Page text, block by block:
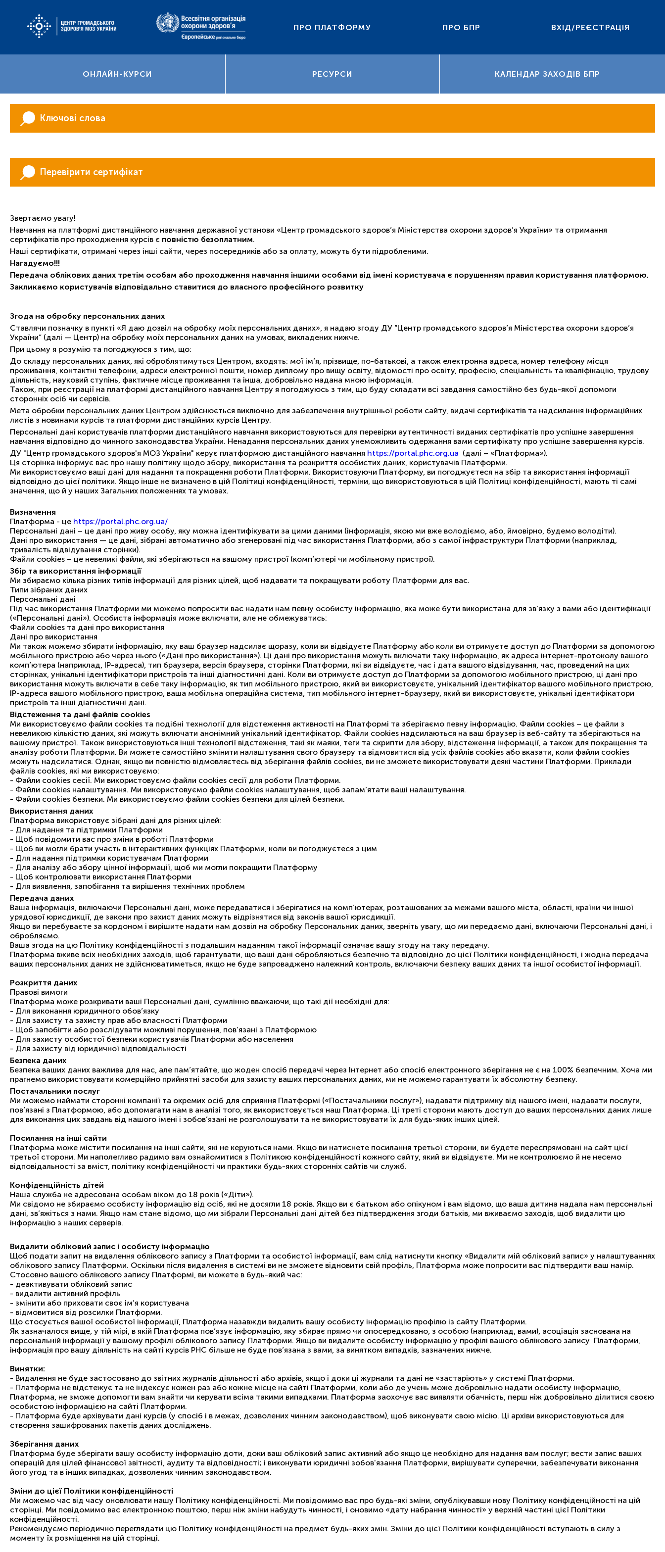
ПРО ПЛАТФОРМУ ПРО БПР ВХІД/РЕЄСТРАЦІЯ
ОНЛАЙН-КУРСИ РЕСУРСИ КАЛЕНДАР ЗАХОДІВ БПР
Ключові слова
Перевірити сертифікат
Звертаємо увагу!
Навчання на платформі дистанційного навчання державної установи «Центр громадського здоров’я Міністерства охорони здоров’я України» та отримання
сертифікатів про проходження курсів є повністю безоплатним.
Наші сертифікати, отримані через інші сайти, через посередників або за оплату, можуть бути підробленими.
Нагадуємо!!!
Передача облікових даних третім особам або проходження навчання іншими особами від імені користувача є порушенням правил користування платформою.
Закликаємо користувачів відповідально ставитися до власного професійного розвитку
Згода на обробку персональних даних
Ставлячи позначку в пункті «Я даю дозвіл на обробку моїх персональних даних», я надаю згоду ДУ “Центр громадського здоров’я Міністерства охорони здоров’я
України” (далі — Центр) на обробку моїх персональних даних на умовах, викладених нижче.
При цьому я розумію та погоджуюся з тим, що:
До складу персональних даних, які оброблятимуться Центром, входять: мої ім’я, прізвище, по-батькові, а також електронна адреса, номер телефону місця
проживання, контактні телефони, адреси електронної пошти, номер диплому про вищу освіту, відомості про освіту, професію, спеціальність та кваліфікацію, трудову
діяльність, науковий ступінь, фактичне місце проживання та інша, добровільно надана мною інформація.
Також, при реєстрації на платформі дистанційного навчання Центру я погоджуюсь з тим, що буду складати всі завдання самостійно без будь-якої допомоги
сторонніх осіб чи сервісів.
Мета обробки персональних даних Центром здійснюється виключно для забезпечення внутрішньої роботи сайту, видачі сертифікатів та надсилання інформаційних
листів з новинами курсів та платформи дистанційних курсів Центру.
Персональні дані користувачів платформи дистанційного навчання викориcтовуються для перевірки аутентичності виданих сертифікатів про успішне завершення
навчання відповідно до чинного законодавства України. Ненадання персональних даних унеможливить одержання вами сертифікату про успішне завершення курсів.
ДУ "Центр громадського здоров'я МОЗ України" керує платформою дистанційного навчання https://portal.phc.org.ua (далі – «Платформа»).
Ця сторінка інформує вас про нашу політику щодо збору, використання та розкриття особистих даних, користувачів Платформи.
Ми використовуємо ваші дані для надання та покращення роботи Платформи. Використовуючи Платформу, ви погоджуєтеся на збір та використання інформації
відповідно до цієї політики. Якщо інше не визначено в цій Політиці конфіденційності, терміни, що використовуються в цій Політиці конфіденційності, мають ті самі
значення, що й у наших Загальних положеннях та умовах.
Визначення
Платформа - це https://portal.phc.org.ua/
Персональні дані – це дані про живу особу, яку можна ідентифікувати за цими даними (інформація, якою ми вже володіємо, або, ймовірно, будемо володіти).
Дані про використання — це дані, зібрані автоматично або згенеровані під час використання Платформи, або з самої інфраструктури Платформи (наприклад,
тривалість відвідування сторінки).
Файли cookies – це невеликі файли, які зберігаються на вашому пристрої (комп’ютері чи мобільному пристрої).
Збір та використання інформації
Ми збираємо кілька різних типів інформації для різних цілей, щоб надавати та покращувати роботу Платформи для вас.
Типи зібраних даних
Персональні дані
Під час використання Платформи ми можемо попросити вас надати нам певну особисту інформацію, яка може бути використана для зв’язку з вами або ідентифікації
(«Персональні дані»). Особиста інформація може включати, але не обмежуватись:
Файли cookies та дані про використання
Дані про використання
Ми також можемо збирати інформацію, яку ваш браузер надсилає щоразу, коли ви відвідуєте Платформу або коли ви отримуєте доступ до Платформи за допомогою
мобільного пристрою або через нього («Дані про використання»). Ці дані про використання можуть включати таку інформацію, як адреса інтернет-протоколу вашого
комп’ютера (наприклад, IP-адреса), тип браузера, версія браузера, сторінки Платформи, які ви відвідуєте, час і дата вашого відвідування, час, проведений на цих
сторінках, унікальні ідентифікатори пристроїв та інші діагностичні дані. Коли ви отримуєте доступ до Платформи за допомогою мобільного пристрою, ці дані про
використання можуть включати в себе таку інформацію, як тип мобільного пристрою, який ви використовуєте, унікальний ідентифікатор вашого мобільного пристрою,
IP-адреса вашого мобільного пристрою, ваша мобільна операційна система, тип мобільного інтернет-браузеру, який ви використовуєте, унікальні ідентифікатори
пристроїв та інші діагностичні дані.
Відстеження та дані файлів cookies
Ми використовуємо файли cookies та подібні технології для відстеження активності на Платформі та зберігаємо певну інформацію. Файли cookies – це файли з
невеликою кількістю даних, які можуть включати анонімний унікальний ідентифікатор. Файли cookies надсилаються на ваш браузер із веб-сайту та зберігаються на
вашому пристрої. Також використовуються інші технології відстеження, такі як маяки, теги та скрипти для збору, відстеження інформації, а також для покращення та
аналізу роботи Платформи. Ви можете самостійно змінити налаштування свого браузеру та відмовитися від усіх файлів cookies або вказати, коли файли cookies
можуть надсилатися. Однак, якщо ви повністю відмовляєтесь від зберігання файлів cookies, ви не зможете використовувати деякі частини Платформи. Приклади
файлів cookies, які ми використовуємо:
- Файли cookies сесії. Ми використовуємо файли cookies сесії для роботи Платформи.
- Файли cookies налаштування. Ми використовуємо файли cookies налаштування, щоб запам’ятати ваші налаштування.
- Файли cookies безпеки. Ми використовуємо файли cookies безпеки для цілей безпеки.
Використання даних
Платформа використовує зібрані дані для різних цілей:
- Для надання та підтримки Платформи
- Щоб повідомити вас про зміни в роботі Платформи
- Щоб ви могли брати участь в інтерактивних функціях Платформи, коли ви погоджуєтеся з цим
- Для надання підтримки користувачам Платформи
- Для аналізу або збору цінної інформації, щоб ми могли покращити Платформу
- Щоб контролювати використання Платформи
- Для виявлення, запобігання та вирішення технічних проблем
Передача даних
Ваша інформація, включаючи Персональні дані, може передаватися і зберігатися на комп’ютерах, розташованих за межами вашого міста, області, країни чи іншої
урядової юрисдикції, де закони про захист даних можуть відрізнятися від законів вашої юрисдикції.
Якщо ви перебуваєте за кордоном і вирішите надати нам дозвіл на обробку Персональних даних, зверніть увагу, що ми передаємо дані, включаючи Персональні дані, і
обробляємо.
Ваша згода на цю Політику конфіденційності з подальшим наданням такої інформації означає вашу згоду на таку передачу.
Платформа вживе всіх необхідних заходів, щоб гарантувати, що ваші дані обробляються безпечно та відповідно до цієї Політики конфіденційності, і жодна передача
ваших персональних даних не здійснюватиметься, якщо не буде запроваджено належний контроль, включаючи безпеку ваших даних та іншої особистої інформації.
Розкриття даних
Правові вимоги
Платформа може розкривати ваші Персональні дані, сумлінно вважаючи, що такі дії необхідні для:
- Для виконання юридичного обов’язку
- Для захисту та захисту прав або власності Платформи
- Щоб запобігти або розслідувати можливі порушення, пов’язані з Платформою
- Для захисту особистої безпеки користувачів Платформи або населення
- Для захисту від юридичної відповідальності
Безпека даних
Безпека ваших даних важлива для нас, але пам’ятайте, що жоден спосіб передачі через Інтернет або спосіб електронного зберігання не є на 100% безпечним. Хоча ми
прагнемо використовувати комерційно прийнятні засоби для захисту ваших персональних даних, ми не можемо гарантувати їх абсолютну безпеку.
Постачальники послуг
Ми можемо наймати сторонні компанії та окремих осіб для сприяння Платформі («Постачальники послуг»), надавати підтримку від нашого імені, надавати послуги,
пов’язані з Платформою, або допомагати нам в аналізі того, як використовується наш Платформа. Ці треті сторони мають доступ до ваших персональних даних лише
для виконання цих завдань від нашого імені і зобов’язані не розголошувати та не використовувати їх для будь-яких інших цілей.
Посилання на інші сайти
Платформа може містити посилання на інші сайти, які не керуються нами. Якщо ви натиснете посилання третьої сторони, ви будете переспрямовані на сайт цієї
третьої сторони. Ми наполегливо радимо вам ознайомитися з Політикою конфіденційності кожного сайту, який ви відвідуєте. Ми не контролюємо й не несемо
відповідальності за вміст, політику конфіденційності чи практики будь-яких сторонніх сайтів чи служб.
Конфіденційність дітей
Наша служба не адресована особам віком до 18 років («Діти»).
Ми свідомо не збираємо особисту інформацію від осіб, які не досягли 18 років. Якщо ви є батьком або опікуном і вам відомо, що ваша дитина надала нам персональні
дані, зв’яжіться з нами. Якщо нам стане відомо, що ми зібрали Персональні дані дітей без підтвердження згоди батьків, ми вживаємо заходів, щоб видалити цю
інформацію з наших серверів.
Видалити обліковий запис і особисту інформацію
Щоб подати запит на видалення облікового запису з Платформи та особистої інформації, вам слід натиснути кнопку «Видалити мій обліковий запис» у налаштуваннях
облікового запису Платформи. Оскільки після видалення в системі ви не зможете відновити свій профіль, Платформа може попросити вас підтвердити ваш намір.
Стосовно вашого облікового запису Платформі, ви можете в будь-який час:
- деактивувати обліковий запис
- видалити активний профіль
- змінити або приховати своє ім’я користувача
- відмовитися від розсилки Платформи.
Що стосується вашої особистої інформації, Платформа назавжди видалить вашу особисту інформацію профілю із сайту Платформи.
Як зазначалося вище, у тій мірі, в якій Платформа пов’язує інформацію, яку збирає прямо чи опосередковано, з особою (наприклад, вами), асоціація заснована на
персональній інформації у вашому профілі облікового запису Платформи. Якщо ви видалите особисту інформацію у профілі вашого облікового запису Платформи,
інформація про вашу діяльність на сайті курсів PHC більше не буде пов’язана з вами, за винятком випадків, зазначених нижче.
Винятки:
- Видалення не буде застосовано до звітних журналів діяльності або архівів, якщо і доки ці журнали та дані не «застаріють» у системі Платформи.
- Платформа не відстежує та не індексує кожен раз або кожне місце на сайті Платформи, коли або де учень може добровільно надати особисту інформацію,
Платформа, не зможе допомогти вам знайти чи керувати всіма такими випадками. Платформа заохочує вас виявляти обачність, перш ніж добровільно ділитися своєю
особистою інформацією на сайті Платформи.
- Платформа буде архівувати дані курсів (у спосіб і в межах, дозволених чинним законодавством), щоб виконувати свою місію. Ці архіви використовуються для
створення зашифрованих пакетів даних досліджень.
Зберігання даних
Платформа буде зберігати вашу особисту інформацію доти, доки ваш обліковий запис активний або якщо це необхідно для надання вам послуг; вести запиc ваших
операцій для цілей фінансової звітності, аудиту та відповідності; і виконувати юридичні зобов'язання Платформи, вирішувати суперечки, забезпечувати виконання
його угод та в інших випадках, дозволених чинним законодавством.
Зміни до цієї Політики конфіденційності
Ми можемо час від часу оновлювати нашу Політику конфіденційності. Ми повідомимо вас про будь-які зміни, опублікувавши нову Політику конфіденційності на цій
сторінці. Ми повідомимо вас електронною поштою, перш ніж зміни набудуть чинності, і оновимо «дату набрання чинності» у верхній частині цієї Політики
конфіденційності.
Рекомендуємо періодично переглядати цю Політику конфіденційності на предмет будь-яких змін. Зміни до цієї Політики конфіденційності вступають в силу з
моменту їх розміщення на цій сторінці.